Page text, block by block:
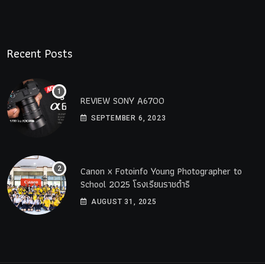
Recent Posts
REVIEW SONY A6700
SEPTEMBER 6, 2023
Canon x Fotoinfo​ Young​ Photographer to
School 2025 โรงเรียนราชดำริ
AUGUST 31, 2025